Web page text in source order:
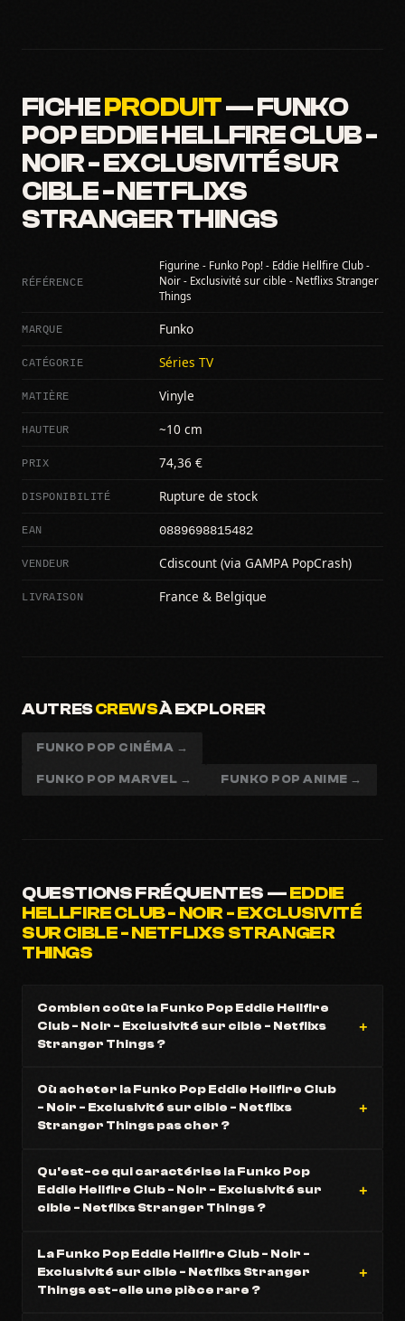
FICHEPRODUIT— FUNKO
POP EDDIE HELLFIRE CLUB -
NOIR - EXCLUSIVITÉ SUR
CIBLE - NETFLIXS
STRANGER THINGS
RÉFÉRENCE
Figurine - Funko Pop! - Eddie Hellfire Club -
Noir - Exclusivité sur cible - Netflixs Stranger
Things
MARQUE Funko
CATÉGORIE Séries TV
MATIÈRE Vinyle
HAUTEUR ~10 cm
PRIX 74,36 €
DISPONIBILITÉ Rupture de stock
EAN 0889698815482
VENDEUR Cdiscount (via GAMPA PopCrash)
LIVRAISON France & Belgique
AUTRESCREWSÀ EXPLORER
FUNKO POP CINÉMA →
FUNKO POP MARVEL → FUNKO POP ANIME →
QUESTIONS FRÉQUENTES —EDDIE
HELLFIRE CLUB - NOIR - EXCLUSIVITÉ
SUR CIBLE - NETFLIXS STRANGER
THINGS
Combien coûte la Funko Pop Eddie Hellfire
Club - Noir - Exclusivité sur cible - Netflixs
Stranger Things ?
Où acheter la Funko Pop Eddie Hellfire Club
- Noir - Exclusivité sur cible - Netflixs
Stranger Things pas cher ?
Qu'est-ce qui caractérise la Funko Pop
Eddie Hellfire Club - Noir - Exclusivité sur
cible - Netflixs Stranger Things ?
La Funko Pop Eddie Hellfire Club - Noir -
Exclusivité sur cible - Netflixs Stranger
Things est-elle une pièce rare ?